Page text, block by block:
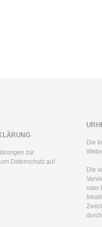
zur
Datenschutz auf
Die
Die
oder